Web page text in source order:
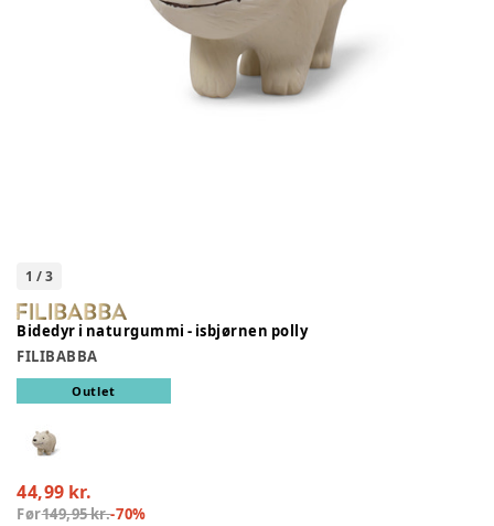
1 /3
Bidedyr i naturgummi - isbjørnen polly
FILIBABBA
Outlet
44,99 kr.
Før149,95 kr.-70%